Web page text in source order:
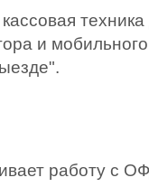
техника
и мобильного
работу с